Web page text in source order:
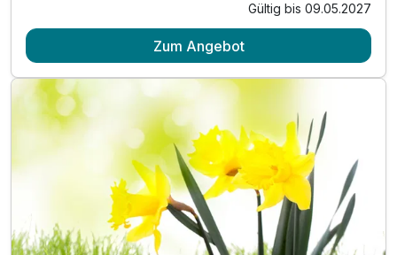
3 x reichhaltiges Frühstück vom Buffet
3 x Abendessen im Rahmen der Halbpension Plus
inkl. offene Getränke (Bier, Wein, Softdrinks)
während Ihrer Essenzeit von max. 1,5 Stunden
1x Kaffeeklatsch mit Kaffee und Kuchen
tägliche Nutzung der Sauna von 15:00 - 21:00 Uhr
tägliche Nutzung des Innenpools
Gültig bis 09.05.2027
Zum Angebot